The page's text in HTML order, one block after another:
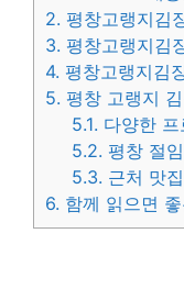
2. 평창고랭지김
3. 평창고랭지김
4. 평창고랭지김
5. 평창 고랭지
5.1. 다양한 프
5.2. 평창 절
5.3. 근처 맛집
6. 함께 읽으면